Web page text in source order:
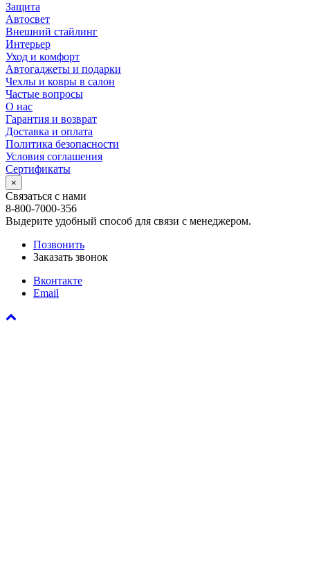
Защита
Автосвет
Внешний стайлинг
Интерьер
Уход и комфорт
Автогаджеты и подарки
Чехлы и ковры в салон
Частые вопросы
О нас
Гарантия и возврат
Доставка и оплата
Политика безопасности
Условия соглашения
Сертификаты
×
Связаться с нами
8-800-7000-356
Выдерите удобный способ для связи с менеджером.
Позвонить
Заказать звонок
Вконтакте
Email